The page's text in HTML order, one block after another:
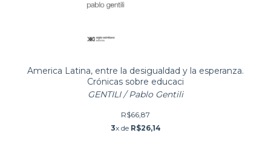
America Latina, entre la desigualdad y la esperanza.
Crónicas sobre educaci
GENTILI / Pablo Gentili
R$66,87
3x de R$26,14